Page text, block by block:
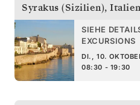
Syrakus (Sizilien), Italien
SIEHE
EXCURSIONS
DI., 10.
08:30 - 19:30